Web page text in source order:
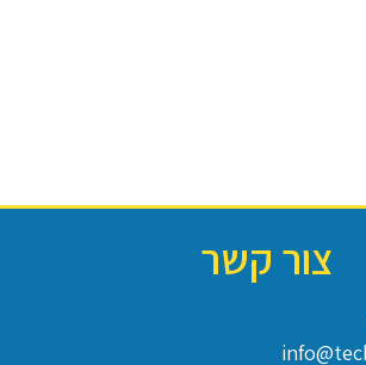
צור קשר